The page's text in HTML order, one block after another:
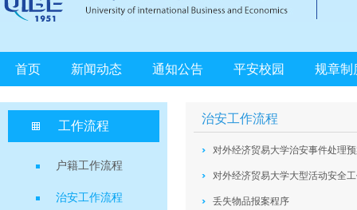
首页 新闻动态 通知公告 平安校园 规章制
工作流程
户籍工作流程
治安工作流程
治安工作流程
对外经济贸易大学治安事件处理
对外经济贸易大学大型活动安全
丢失物品报案程序